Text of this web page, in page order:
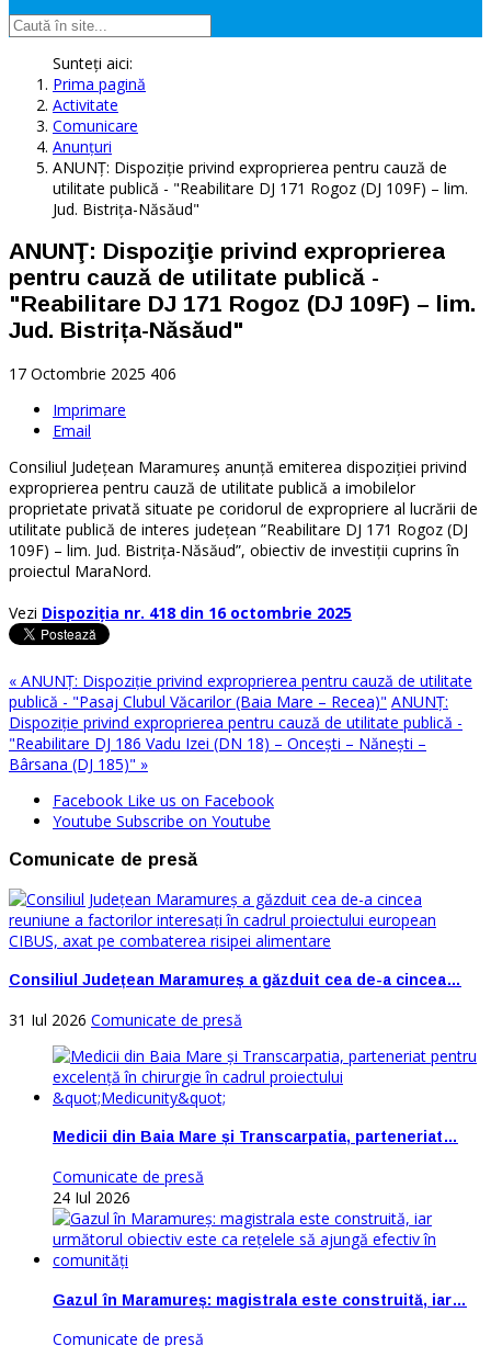
Sunteți aici:
Prima pagină
Activitate
Comunicare
Anunţuri
ANUNŢ: Dispoziţie privind exproprierea pentru cauză de
utilitate publică - "Reabilitare DJ 171 Rogoz (DJ 109F) – lim.
Jud. Bistrița-Năsăud"
ANUNŢ: Dispoziţie privind exproprierea
pentru cauză de utilitate publică -
"Reabilitare DJ 171 Rogoz (DJ 109F) – lim.
Jud. Bistrița-Năsăud"
17 Octombrie 2025 406
Imprimare
Email
Consiliul Județean Maramureș anunță emiterea dispoziției privind
exproprierea pentru cauză de utilitate publică a imobilelor
proprietate privată situate pe coridorul de expropriere al lucrării de
utilitate publică de interes județean ”Reabilitare DJ 171 Rogoz (DJ
109F) – lim. Jud. Bistrița-Năsăud”, obiectiv de investiții cuprins în
proiectul MaraNord.
Vezi Dispoziţia nr. 418 din 16 octombrie 2025
« ANUNŢ: Dispoziţie privind exproprierea pentru cauză de utilitate
publică - "Pasaj Clubul Văcarilor (Baia Mare – Recea)" ANUNŢ:
Dispoziţie privind exproprierea pentru cauză de utilitate publică -
"Reabilitare DJ 186 Vadu Izei (DN 18) – Onceşti – Năneşti –
Bârsana (DJ 185)" »
Facebook Like us on Facebook
Youtube Subscribe on Youtube
Comunicate de presă
Consiliul Județean Maramureș a găzduit cea de-a cincea…
31 Iul 2026 Comunicate de presă
Medicii din Baia Mare și Transcarpatia, parteneriat…
Comunicate de presă
24 Iul 2026
Gazul în Maramureș: magistrala este construită, iar…
Comunicate de presă